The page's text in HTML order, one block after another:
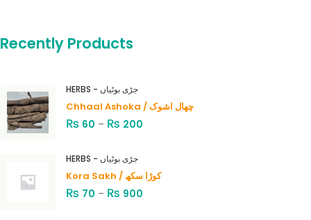
Recently Products
HERBS - جڑی بوٹیاں
Chhaal Ashoka / چھال اشوک
₨ 60 – ₨ 200
HERBS - جڑی بوٹیاں
Kora Sakh / کوڑا سکھ
₨ 70 – ₨ 900